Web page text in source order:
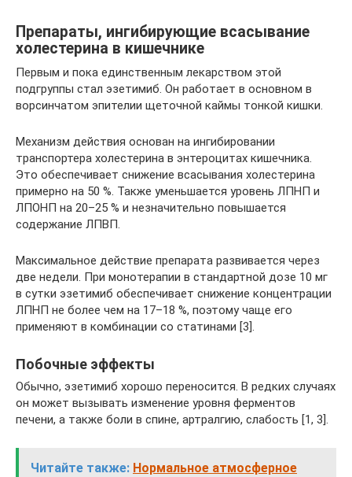
Препараты, ингибирующие всасывание
холестерина в кишечнике
Первым и пока единственным лекарством этой
подгруппы стал эзетимиб. Он работает в основном в
ворсинчатом эпителии щеточной каймы тонкой кишки.
Механизм действия основан на ингибировании
транспортера холестерина в энтероцитах кишечника.
Это обеспечивает снижение всасывания холестерина
примерно на 50 %. Также уменьшается уровень ЛПНП и
ЛПОНП на 20–25 % и незначительно повышается
содержание ЛПВП.
Максимальное действие препарата развивается через
две недели. При монотерапии в стандартной дозе 10 мг
в сутки эзетимиб обеспечивает снижение концентрации
ЛПНП не более чем на 17–18 %, поэтому чаще его
применяют в комбинации со статинами [3].
Побочные эффекты
Обычно, эзетимиб хорошо переносится. В редких случаях
он может вызывать изменение уровня ферментов
печени, а также боли в спине, артралгию, слабость [1, 3].
Читайте также: Нормальное атмосферное